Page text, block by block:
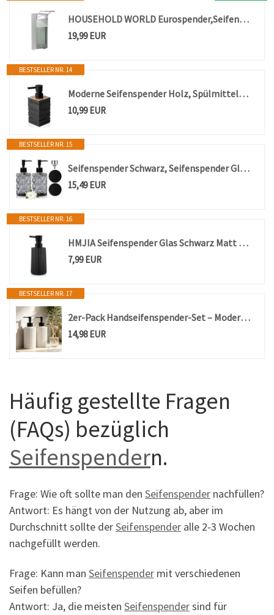
HOUSEHOLD WORLD Eurospender,Seifenspender Wandbefestigung,500Ml,Aluminium
19,99 EUR
BESTSELLER NR. 14
Moderne Seifenspender Holz, Spülmittelspender für Küche Bad Arbeitsplatte
10,99 EUR
BESTSELLER NR. 15
Seifenspender Schwarz, Seifenspender Glas für Badezimmer, Nachfüllbarer Pumpspender für die Küche mit Edelstahltrichter, 2 Untersetzer, 330 ml Vintage-Soap Dispenser mit Mattschwarzer Pumpe
15,49 EUR
BESTSELLER NR. 16
HMJIA Seifenspender Glas Schwarz Matt Spülmittelspender Seifenspender Küche mit Pumpspender für Arbeitsplatten für Badezimmer und Küchenspülen (1, Schwarz)
7,99 EUR
BESTSELLER NR. 17
2er-Pack Handseifenspender-Set – Moderne, gerippte, nachfüllbare Spender für Spülmittel und Geschirrspülmittel – Robuste Spender für Shampoo und Conditioner, geeignet für Bad, Küche und Waschküche
14,98 EUR
Häufig gestellte Fragen
(FAQs) bezüglich
Seifenspendern.
Frage: Wie oft sollte man den Seifenspender nachfüllen?
Antwort: Es hängt von der Nutzung ab, aber im
Durchschnitt sollte derSeifenspender alle 2-3 Wochen
nachgefüllt werden.
Frage: Kann man Seifenspender mit verschiedenen
Seifen befüllen?
Antwort: Ja, die meisten Seifenspendersind für